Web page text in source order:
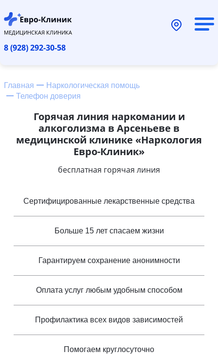
МЕДИЦИНСКАЯ КЛИНИКА
8 (928) 292-30-58
Главная
Наркологическая помощь
Телефон доверия
Горячая линия наркомании и
алкоголизма в Арсеньеве в
медицинской клинике «Наркология
Евро-Клиник»
бесплатная горячая линия
Сертифицированные лекарственные средства
Больше 15 лет спасаем жизни
Гарантируем сохранение анонимности
Оплата услуг любым удобным способом
Профилактика всех видов зависимостей
Помогаем круглосуточно